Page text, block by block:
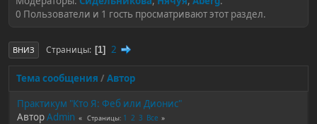
0 Пользователи и 1 гость просматривают этот раздел.
ВНИЗ Страницы 1 2
Тема сообщения / Автор
Практикум "Кто Я: Феб или Дионис"
АвторAdmin Страницы 1 2 3 Все